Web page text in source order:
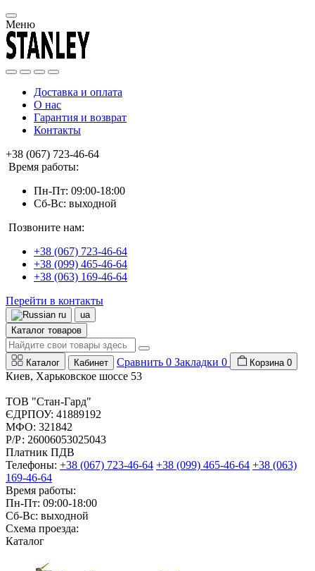
Меню
Доставка и оплата
О нас
Гарантия и возврат
Контакты
+38 (067) 723-46-64
Время работы:
Пн-Пт: 09:00-18:00
Сб-Вс: выходной
Позвоните нам:
+38 (067) 723-46-64
+38 (099) 465-46-64
+38 (063) 169-46-64
Перейти в контакты
ru
ua
Каталог товаров
Каталог Кабинет Сравнить 0 Закладки 0 Корзина 0
Киев, Харьковское шоссе 53
ТОВ "Стан-Гард"
ЄДРПОУ: 41889192
МФО: 321842
Р/Р: 26006053025043
Платник ПДВ
Телефоны: +38 (067) 723-46-64 +38 (099) 465-46-64 +38 (063)
169-46-64
Время работы:
Пн-Пт: 09:00-18:00
Сб-Вс: выходной
Схема проезда:
Каталог